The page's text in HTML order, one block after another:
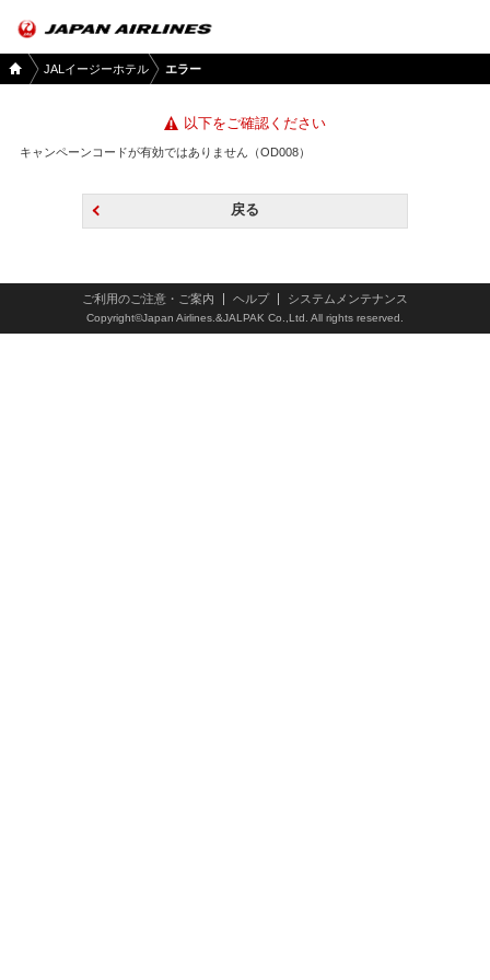
国内
ツア
JALイージーホテル エラー
以下をご確認ください
キャンペーンコードが有効ではありません（OD008）
戻る
ご利用のご注意・ご案内 ヘルプ システムメンテナンス
Copyright©Japan Airlines.&JALPAK Co.,Ltd. All rights reserved.